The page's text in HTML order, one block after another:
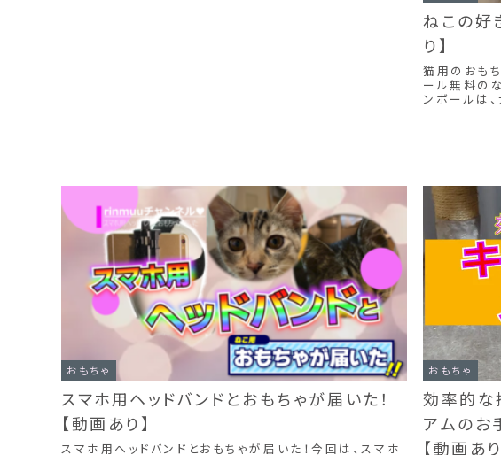
ねこの好
り】
猫用のおも
ール無料の
ンボールは
おもちゃ
スマホ用ヘッドバンドとおもちゃが届いた！
【動画あり】
スマホ用ヘッドバンドとおもちゃが届いた！今回は、スマホ
おもちゃ
効率的な
アムのお
【動画あり